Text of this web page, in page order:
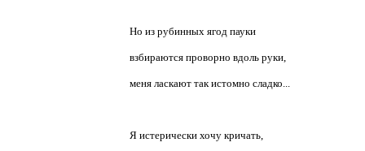
Но из рубинных ягод пауки
взбираются проворно вдоль руки,
меня ласкают так истомно сладко...
Я истерически хочу кричать,